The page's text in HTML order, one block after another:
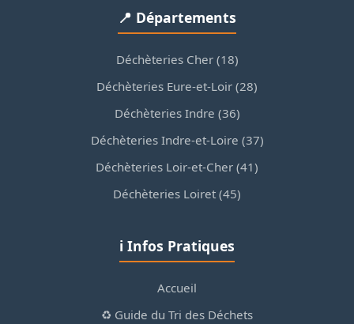
📍 Départements
Déchèteries Cher (18)
Déchèteries Eure-et-Loir (28)
Déchèteries Indre (36)
Déchèteries Indre-et-Loire (37)
Déchèteries Loir-et-Cher (41)
Déchèteries Loiret (45)
ℹ️ Infos Pratiques
Accueil
♻️ Guide du Tri des Déchets